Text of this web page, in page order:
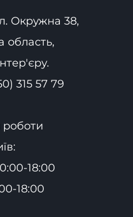
Окружна 38,
область,
315 57 79
роботи
18:00
18:00